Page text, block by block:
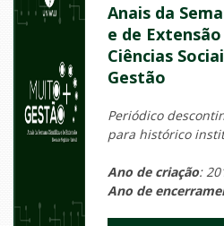
Anais da
e de
Ciências
Gestão
Periódico
para histórico
Ano de criação:
Ano de